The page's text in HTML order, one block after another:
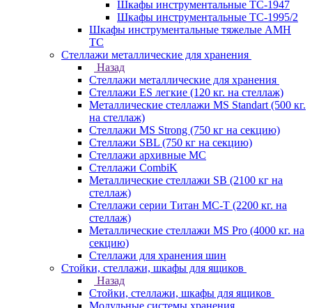
Шкафы инструментальные ТС-1947
Шкафы инструментальные ТС-1995/2
Шкафы инструментальные тяжелые AMH
TC
Стеллажи металлические для хранения
Назад
Стеллажи металлические для хранения
Стеллажи ES легкие (120 кг. на стеллаж)
Металлические стеллажи MS Standart (500 кг.
на стеллаж)
Стеллажи MS Strong (750 кг на секцию)
Стеллажи SBL (750 кг на секцию)
Стеллажи архивные МС
Стеллажи CombiK
Металлические стеллажи SB (2100 кг на
стеллаж)
Стеллажи серии Титан МС-Т (2200 кг. на
стеллаж)
Металлические стеллажи MS Pro (4000 кг. на
секцию)
Стеллажи для хранения шин
Стойки, стеллажи, шкафы для ящиков
Назад
Стойки, стеллажи, шкафы для ящиков
Модульные системы хранения